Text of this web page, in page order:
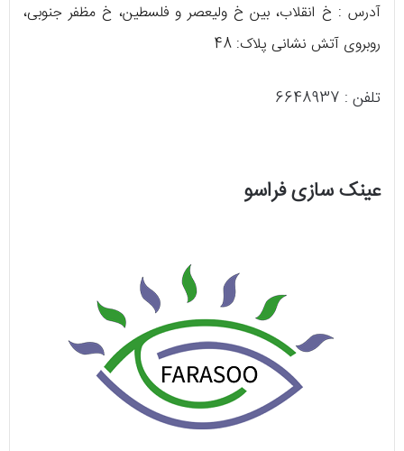
آدرس : خ انقلاب، بین خ ولیعصر و فلسطین، خ مظفر جنوبی،
روبروی آتش نشانی پلاک: 48
تلفن : 6648937
عینک سازی فراسو